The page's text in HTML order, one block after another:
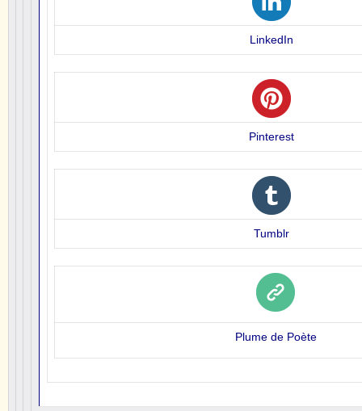
LinkedIn
Pinterest
Tumblr
Plume de Poète